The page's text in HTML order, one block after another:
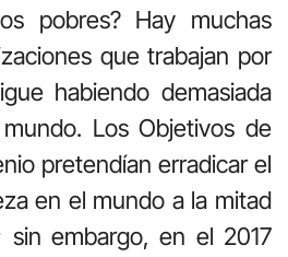
pobres? Hay muchas
que trabajan por
habiendo demasiada
Los Objetivos de
pretendían erradicar el
en el mundo a la mitad
sin embargo, en el 2017